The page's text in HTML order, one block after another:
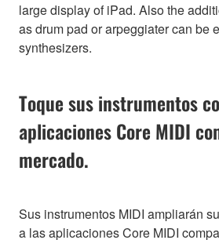
large display of iPad. Also the
as drum pad or arpeggiater can be
synthesizers.
Toque sus instrumentos
aplicaciones Core MIDI
mercado.
Sus instrumentos MIDI ampliarán
a las aplicaciones Core MIDI